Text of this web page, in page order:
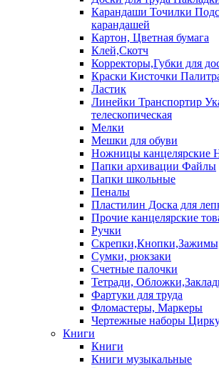
Карандаши Точилки
карандашей
Картон, Цветная бумага
Клей,Скотч
Корректоры,Губки для
Краски Кисточки
Ластик
Линейки Транспортир
телескопическая
Мелки
Мешки для обуви
Ножницы канцелярские
Папки архивации Файлы
Папки школьные
Пеналы
Пластилин Доска для
Прочие канцелярские
Ручки
Сумки, рюкзаки
Счетные палочки
Тетради,
Фартуки для труда
Фломастеры, Маркеры
Чертежные наборы
Книги
Книги
Книги музыкальные